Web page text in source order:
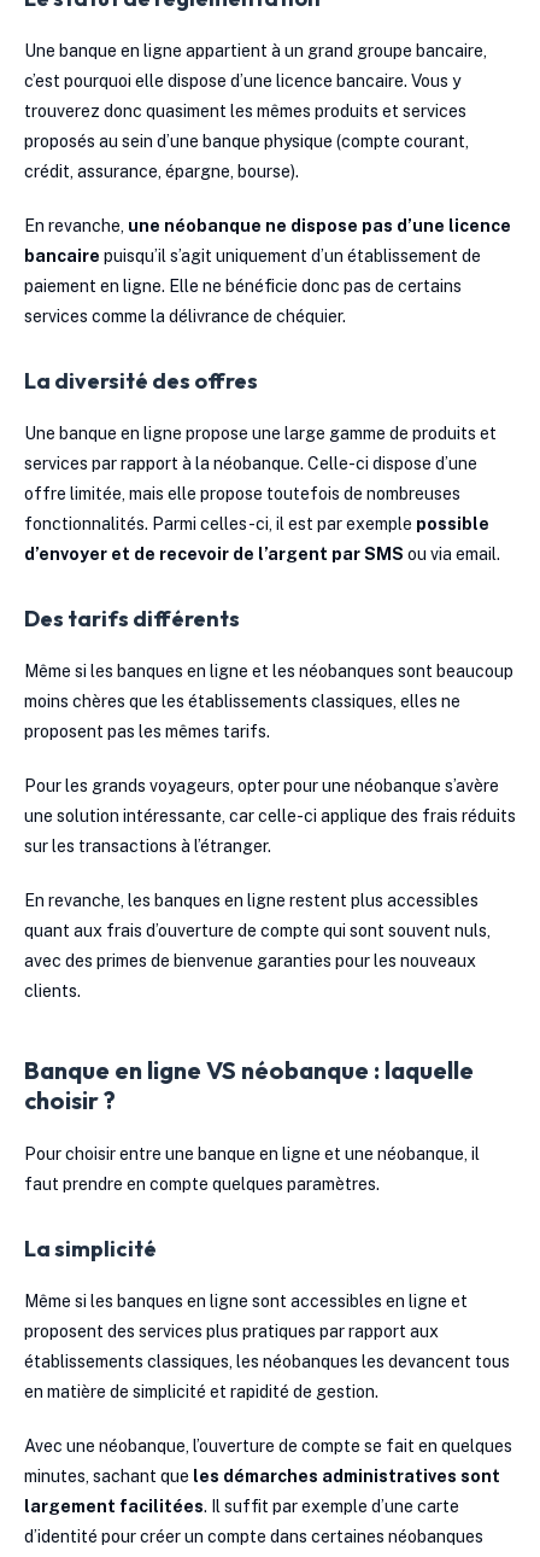
Une banque en ligne appartient à un grand groupe bancaire,
c’est pourquoi elle dispose d’une licence bancaire. Vous y
trouverez donc quasiment les mêmes produits et services
proposés au sein d’une banque physique (compte courant,
crédit, assurance, épargne, bourse).
En revanche, une néobanque ne dispose pas d’une licence
bancaire puisqu’il s’agit uniquement d’un établissement de
paiement en ligne. Elle ne bénéficie donc pas de certains
services comme la délivrance de chéquier.
La diversité des offres
Une banque en ligne propose une large gamme de produits et
services par rapport à la néobanque. Celle-ci dispose d’une
offre limitée, mais elle propose toutefois de nombreuses
fonctionnalités. Parmi celles-ci, il est par exemple possible
d’envoyer et de recevoir de l’argent par SMS ou via email.
Des tarifs différents
Même si les banques en ligne et les néobanques sont beaucoup
moins chères que les établissements classiques, elles ne
proposent pas les mêmes tarifs.
Pour les grands voyageurs, opter pour une néobanque s’avère
une solution intéressante, car celle-ci applique des frais réduits
sur les transactions à l’étranger.
En revanche, les banques en ligne restent plus accessibles
quant aux frais d’ouverture de compte qui sont souvent nuls,
avec des primes de bienvenue garanties pour les nouveaux
clients.
Banque en ligne VS néobanque : laquelle
choisir ?
Pour choisir entre une banque en ligne et une néobanque, il
faut prendre en compte quelques paramètres.
La simplicité
Même si les banques en ligne sont accessibles en ligne et
proposent des services plus pratiques par rapport aux
établissements classiques, les néobanques les devancent tous
en matière de simplicité et rapidité de gestion.
Avec une néobanque, l’ouverture de compte se fait en quelques
minutes, sachant que les démarches administratives sont
largement facilitées. Il suffit par exemple d’une carte
d’identité pour créer un compte dans certaines néobanques